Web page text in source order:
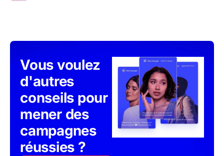
Vous voulez
d'autres
conseils pour
mener des
campagnes
réussies ?